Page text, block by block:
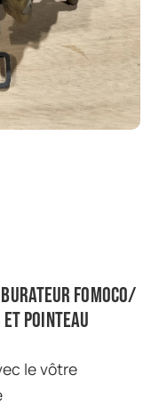
Fomoco/
pointeau
le vôtre